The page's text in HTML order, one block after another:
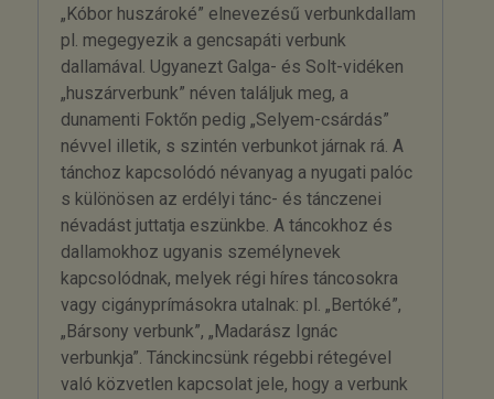
„Kóbor huszároké” elnevezésű verbunkdallam
pl. megegyezik a gencsapáti verbunk
dallamával. Ugyanezt Galga- és Solt-vidéken
„huszárverbunk” néven találjuk meg, a
dunamenti Foktőn pedig „Selyem-csárdás”
névvel illetik, s szintén verbunkot járnak rá. A
tánchoz kapcsolódó névanyag a nyugati palóc
s különösen az erdélyi tánc- és tánczenei
névadást juttatja eszünkbe. A táncokhoz és
dallamokhoz ugyanis személynevek
kapcsolódnak, melyek régi híres táncosokra
vagy cigányprímásokra utalnak: pl. „Bertóké”,
„Bársony verbunk”, „Madarász Ignác
verbunkja”. Tánckincsünk régebbi rétegével
való közvetlen kapcsolat jele, hogy a verbunk